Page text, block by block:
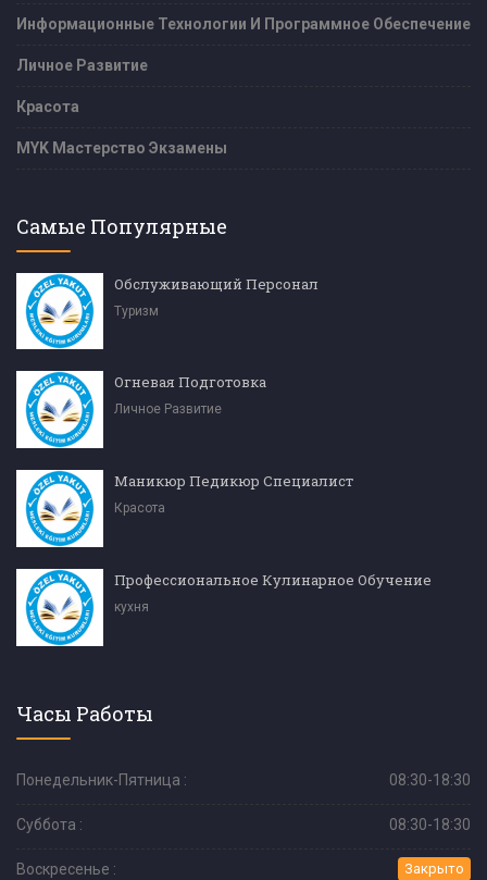
Информационные Технологии И Программное Обеспечение
Личное Развитие
Красота
MYK Мастерство Экзамены
Самые Популярные
Обслуживающий Персонал
Туризм
Огневая Подготовка
Личное Развитие
Маникюр Педикюр Специалист
Красота
Профессиональное Кулинарное Обучение
кухня
Часы Работы
Понедельник-Пятница : 08:30-18:30
Суббота : 08:30-18:30
Воскресенье : Закрыто